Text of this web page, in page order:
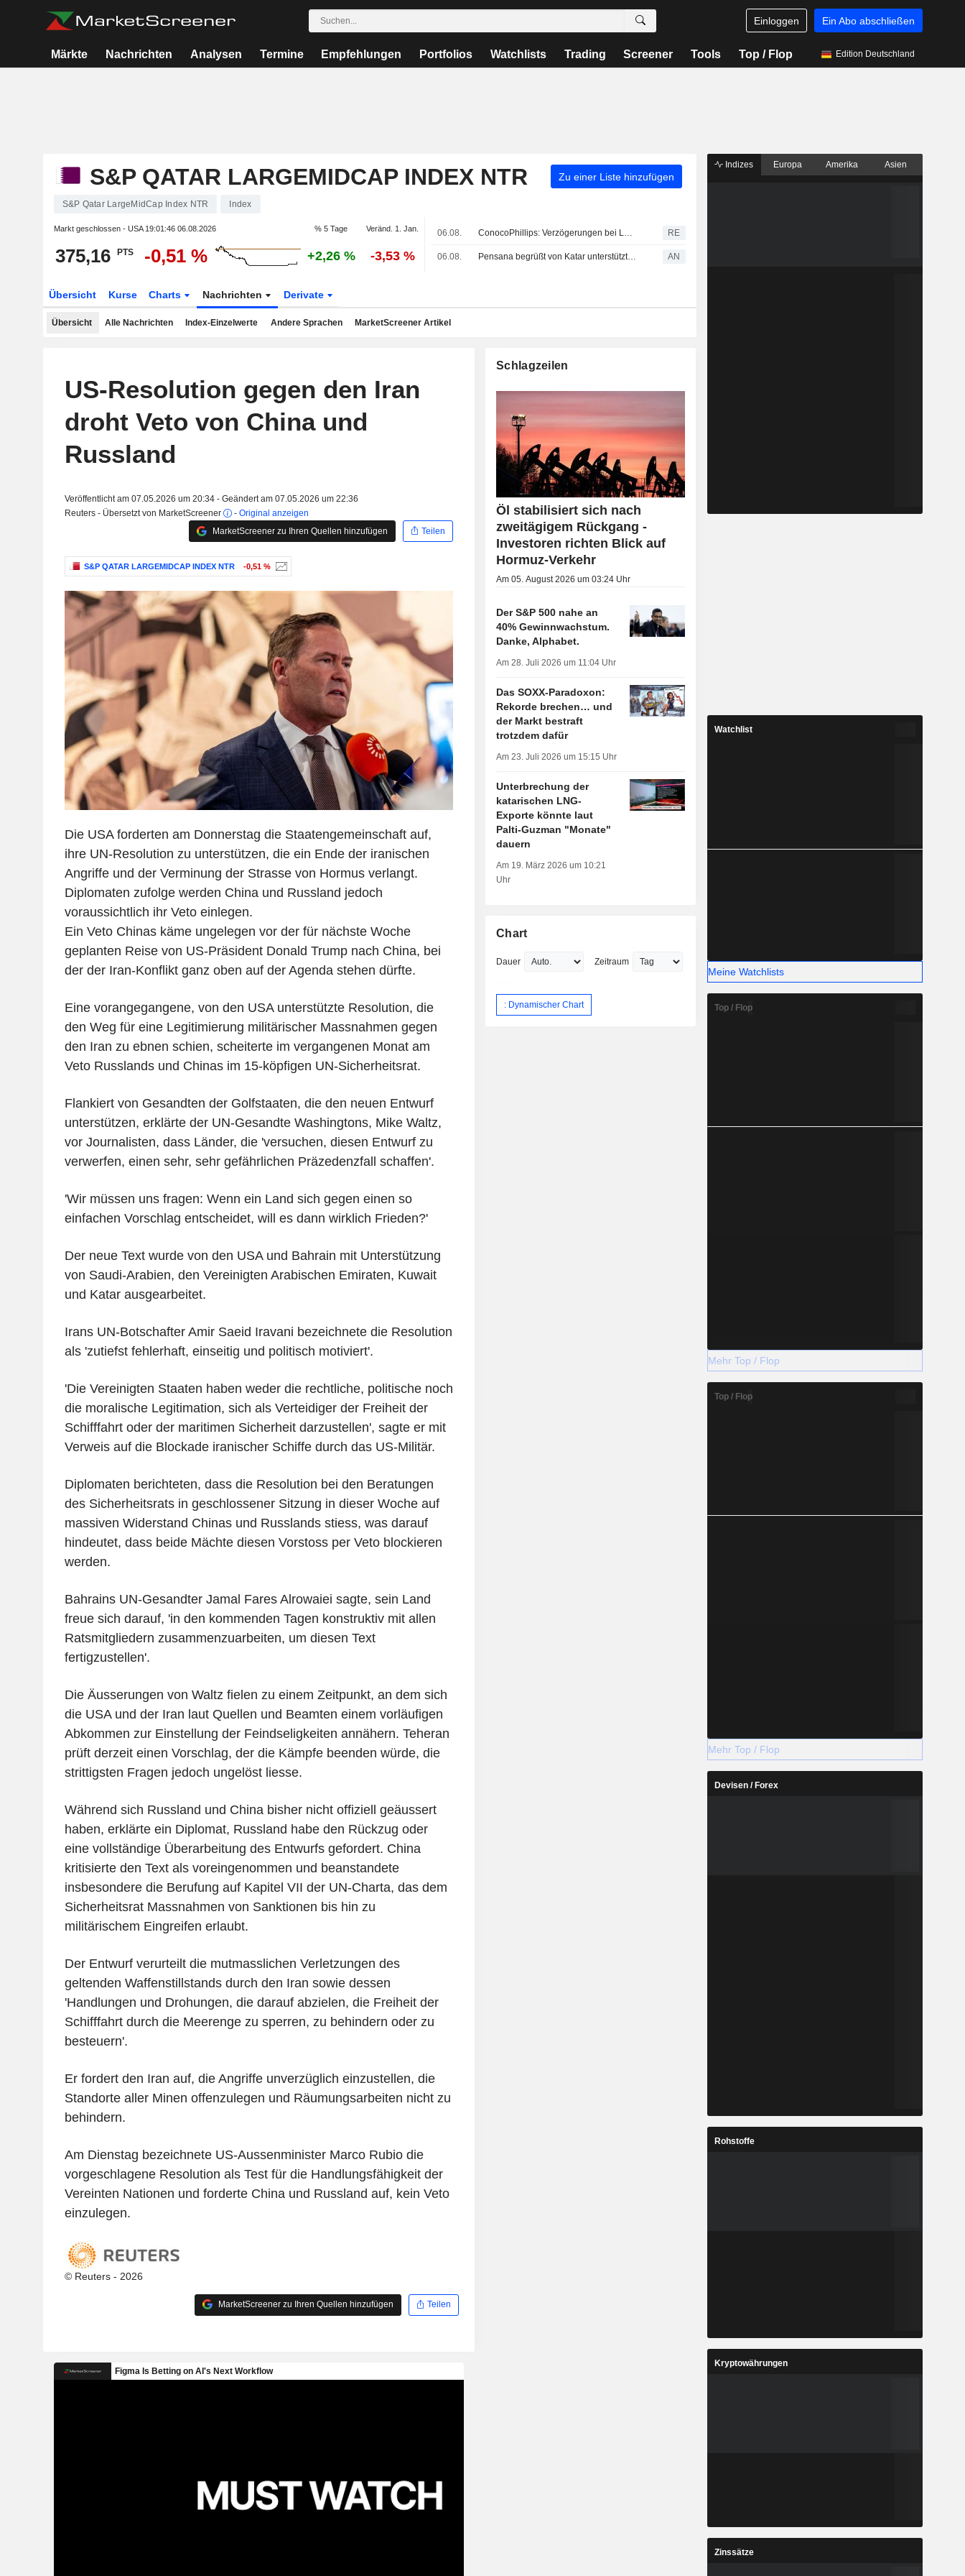
Einloggen Ein Abo abschließen
Märkte Nachrichten Analysen Termine Empfehlungen Portfolios Watchlists Trading Screener Tools Top / Flop Edition Deutschland
S&P QATAR LARGEMIDCAP INDEX NTR Zu einer Liste hinzufügen
S&P Qatar LargeMidCap Index NTR Index
Markt geschlossen - USA 19:01:46 06.08.2026 % 5 Tage Veränd. 1. Jan.
375,16 PTS -0,51 % +2,26 % -3,53 %
06.08. ConocoPhillips: Verzögerungen bei LNG-Projekt in Katar wohl auf wenige Monate begrenzt RE
06.08. Pensana begrüßt von Katar unterstützte Cascade-Investition über 165 Mio. USD AN
Übersicht Kurse Charts Nachrichten Derivate
Übersicht Alle Nachrichten Index-Einzelwerte Andere Sprachen MarketScreener Artikel
US-Resolution gegen den Iran
droht Veto von China und
Russland
Veröffentlicht am 07.05.2026 um 20:34 - Geändert am 07.05.2026 um 22:36
Reuters - Übersetzt von MarketScreener
- Original anzeigen
MarketScreener zu Ihren Quellen hinzufügen
Teilen
S&P QATAR LARGEMIDCAP INDEX NTR -0,51 %
Die USA forderten am Donnerstag die Staatengemeinschaft auf,
ihre UN-Resolution zu unterstützen, die ein Ende der iranischen
Angriffe und der Verminung der Strasse von Hormus verlangt.
Diplomaten zufolge werden China und Russland jedoch
voraussichtlich ihr Veto einlegen.
Ein Veto Chinas käme ungelegen vor der für nächste Woche
geplanten Reise von US-Präsident Donald Trump nach China, bei
der der Iran-Konflikt ganz oben auf der Agenda stehen dürfte.
Eine vorangegangene, von den USA unterstützte Resolution, die
den Weg für eine Legitimierung militärischer Massnahmen gegen
den Iran zu ebnen schien, scheiterte im vergangenen Monat am
Veto Russlands und Chinas im 15-köpfigen UN-Sicherheitsrat.
Flankiert von Gesandten der Golfstaaten, die den neuen Entwurf
unterstützen, erklärte der UN-Gesandte Washingtons, Mike Waltz,
vor Journalisten, dass Länder, die 'versuchen, diesen Entwurf zu
verwerfen, einen sehr, sehr gefährlichen Präzedenzfall schaffen'.
'Wir müssen uns fragen: Wenn ein Land sich gegen einen so
einfachen Vorschlag entscheidet, will es dann wirklich Frieden?'
Der neue Text wurde von den USA und Bahrain mit Unterstützung
von Saudi-Arabien, den Vereinigten Arabischen Emiraten, Kuwait
und Katar ausgearbeitet.
Irans UN-Botschafter Amir Saeid Iravani bezeichnete die Resolution
als 'zutiefst fehlerhaft, einseitig und politisch motiviert'.
'Die Vereinigten Staaten haben weder die rechtliche, politische noch
die moralische Legitimation, sich als Verteidiger der Freiheit der
Schifffahrt oder der maritimen Sicherheit darzustellen', sagte er mit
Verweis auf die Blockade iranischer Schiffe durch das US-Militär.
Diplomaten berichteten, dass die Resolution bei den Beratungen
des Sicherheitsrats in geschlossener Sitzung in dieser Woche auf
massiven Widerstand Chinas und Russlands stiess, was darauf
hindeutet, dass beide Mächte diesen Vorstoss per Veto blockieren
werden.
Bahrains UN-Gesandter Jamal Fares Alrowaiei sagte, sein Land
freue sich darauf, 'in den kommenden Tagen konstruktiv mit allen
Ratsmitgliedern zusammenzuarbeiten, um diesen Text
fertigzustellen'.
Die Äusserungen von Waltz fielen zu einem Zeitpunkt, an dem sich
die USA und der Iran laut Quellen und Beamten einem vorläufigen
Abkommen zur Einstellung der Feindseligkeiten annähern. Teheran
prüft derzeit einen Vorschlag, der die Kämpfe beenden würde, die
strittigsten Fragen jedoch ungelöst liesse.
Während sich Russland und China bisher nicht offiziell geäussert
haben, erklärte ein Diplomat, Russland habe den Rückzug oder
eine vollständige Überarbeitung des Entwurfs gefordert. China
kritisierte den Text als voreingenommen und beanstandete
insbesondere die Berufung auf Kapitel VII der UN-Charta, das dem
Sicherheitsrat Massnahmen von Sanktionen bis hin zu
militärischem Eingreifen erlaubt.
Der Entwurf verurteilt die mutmasslichen Verletzungen des
geltenden Waffenstillstands durch den Iran sowie dessen
'Handlungen und Drohungen, die darauf abzielen, die Freiheit der
Schifffahrt durch die Meerenge zu sperren, zu behindern oder zu
besteuern'.
Er fordert den Iran auf, die Angriffe unverzüglich einzustellen, die
Standorte aller Minen offenzulegen und Räumungsarbeiten nicht zu
behindern.
Am Dienstag bezeichnete US-Aussenminister Marco Rubio die
vorgeschlagene Resolution als Test für die Handlungsfähigkeit der
Vereinten Nationen und forderte China und Russland auf, kein Veto
einzulegen.
© Reuters - 2026
MarketScreener zu Ihren Quellen hinzufügen Teilen
Schlagzeilen
Öl stabilisiert sich nach
zweitägigem Rückgang -
Investoren richten Blick auf
Hormuz-Verkehr
Am 05. August 2026 um 03:24 Uhr
Der S&P 500 nahe an
40% Gewinnwachstum.
Danke, Alphabet.
Am 28. Juli 2026 um 11:04 Uhr
Das SOXX-Paradoxon:
Rekorde brechen… und
der Markt bestraft
trotzdem dafür
Am 23. Juli 2026 um 15:15 Uhr
Unterbrechung der
katarischen LNG-
Exporte könnte laut
Palti-Guzman "Monate"
dauern
Am 19. März 2026 um 10:21
Uhr
Chart
Dauer Zeitraum
: Dynamischer Chart
Indizes Europa Amerika Asien
Watchlist
Meine Watchlists
Top / Flop
Mehr Top / Flop
Top / Flop
Mehr Top / Flop
Devisen / Forex
Rohstoffe
Kryptowährungen
Zinssätze